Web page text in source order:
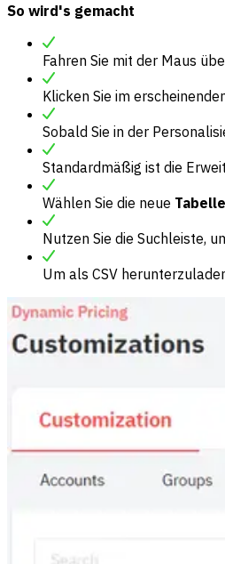
So wird's gemacht
Fahren Sie mit der Maus
Klicken Sie im
Sobald Sie in der
Standardmäßig ist die
Wählen Sie die neue
Nutzen Sie die Suchleiste,
Um als CSV